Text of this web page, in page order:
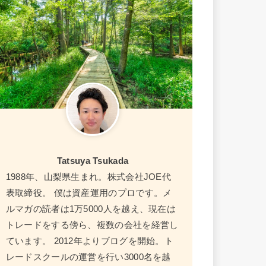
Tatsuya Tsukada
1988年、山梨県生まれ。株式会社JOE代
表取締役。 僕は資産運用のプロです。メ
ルマガの読者は1万5000人を越え、現在は
トレードをする傍ら、複数の会社を経営し
ています。 2012年よりブログを開始。ト
レードスクールの運営を行い3000名を越